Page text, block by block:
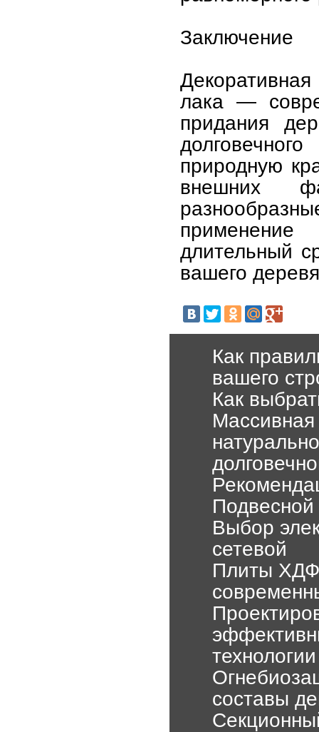
Заключение
лака —
придания
природную
внешних
длительный
вашего
Как
вашего
Как
Массивная
Подвесной
Выбор
сетевой
Плиты
технологии
составы